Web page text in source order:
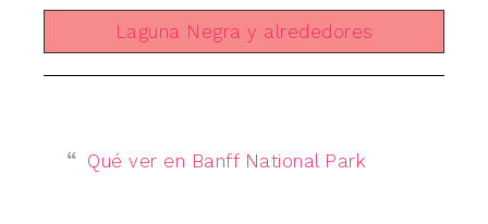
Laguna Negra y alrededores
Qué ver en Banff National Park